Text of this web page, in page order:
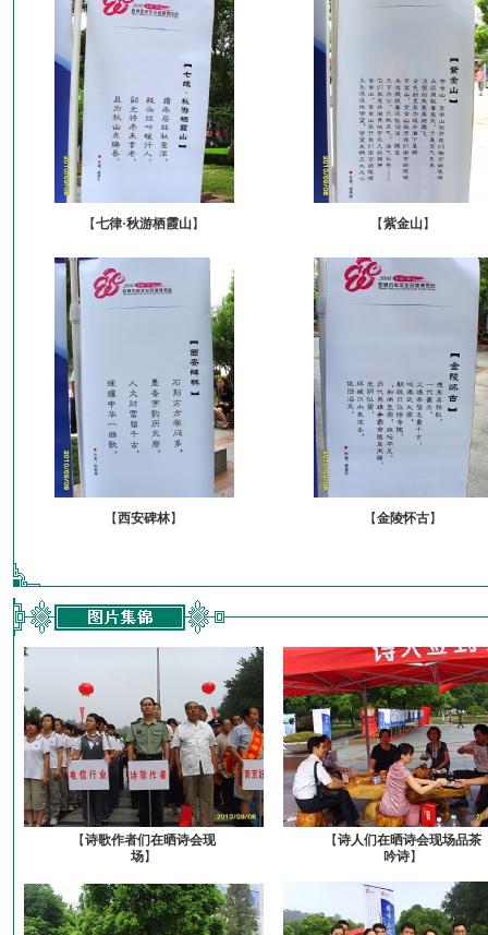
【七律·秋游栖霞山】 【紫金山】
【西安碑林】 【金陵怀古】
【诗歌作者们在晒诗会现
场】
【诗人们在晒诗会现场品茶
吟诗】